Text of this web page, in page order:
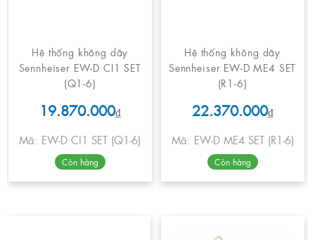
Hệ thống không dây
Sennheiser EW-D CI1 SET
(Q1-6)
19.870.000₫
Mã: EW-D CI1 SET (Q1-6)
Còn hàng
Hệ thống không dây
Sennheiser EW-D ME4 SET
(R1-6)
22.370.000₫
Mã: EW-D ME4 SET (R1-6)
Còn hàng